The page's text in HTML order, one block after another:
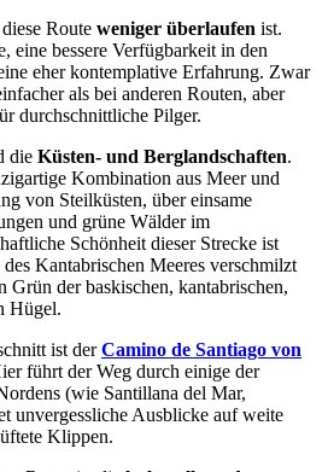
Route weniger überlaufen ist.
eine bessere Verfügbarkeit in den
eher kontemplative Erfahrung. Zwar
als bei anderen Routen, aber
durchschnittliche Pilger.
die Küsten- und Berglandschaften.
Kombination aus Meer und
von Steilküsten, über einsame
und grüne Wälder im
Schönheit dieser Strecke ist
Kantabrischen Meeres verschmilzt
Grün der baskischen, kantabrischen,
Hügel.
ist derCamino de Santiago von
führt der Weg durch einige der
(wie Santillana del Mar,
unvergessliche Ausblicke auf weite
Klippen.